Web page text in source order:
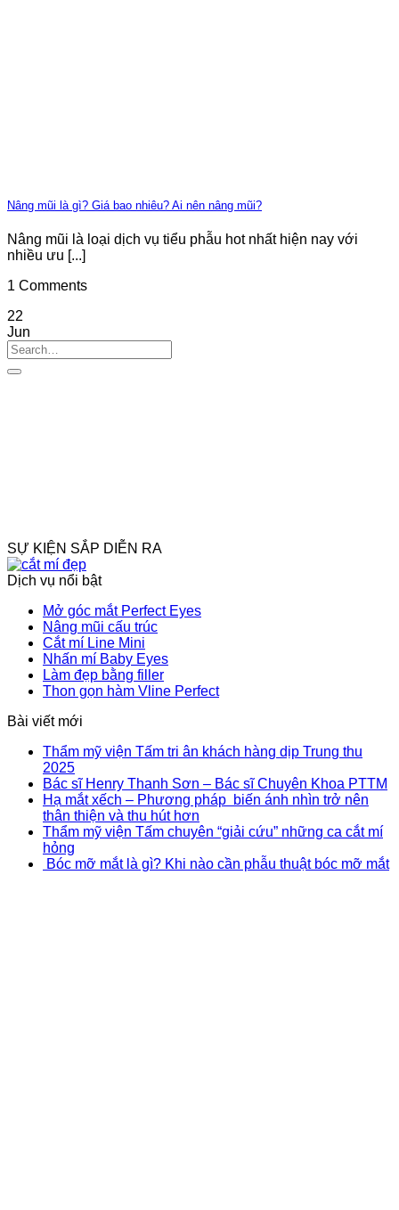
Nâng mũi là gì? Giá bao nhiêu? Ai nên nâng mũi?
Nâng mũi là loại dịch vụ tiểu phẫu hot nhất hiện nay với
nhiều ưu [...]
1 Comments
22
Jun
SỰ KIỆN SẮP DIỄN RA
Dịch vụ nổi bật
Mở góc mắt Perfect Eyes
Nâng mũi cấu trúc
Cắt mí Line Mini
Nhấn mí Baby Eyes
Làm đẹp bằng filler
Thon gọn hàm Vline Perfect
Bài viết mới
Thẩm mỹ viện Tấm tri ân khách hàng dịp Trung thu
2025
Bác sĩ Henry Thanh Sơn – Bác sĩ Chuyên Khoa PTTM
Hạ mắt xếch – Phương pháp biến ánh nhìn trở nên
thân thiện và thu hút hơn
Thẩm mỹ viện Tấm chuyên “giải cứu” những ca cắt mí
hỏng
Bóc mỡ mắt là gì? Khi nào cần phẫu thuật bóc mỡ mắt